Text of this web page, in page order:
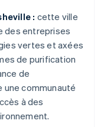
: cette ville
des entreprises
vertes et axées
de purification
de
communauté
à des